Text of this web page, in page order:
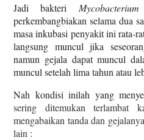
Jadi bakteri
perkembangbiakan selama dua
masa inkubasi penyakit ini rata-
langsung muncul jika
namun gejala dapat muncul
muncul setelah lima tahun atau
Nah kondisi inilah yang
sering ditemukan terlambat
mengabaikan tanda dan
lain :